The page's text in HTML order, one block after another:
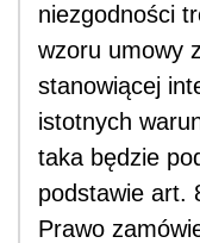
niezgodności
wzoru umowy
stanowiącej
istotnych
taka będzie
podstawie art.
Prawo